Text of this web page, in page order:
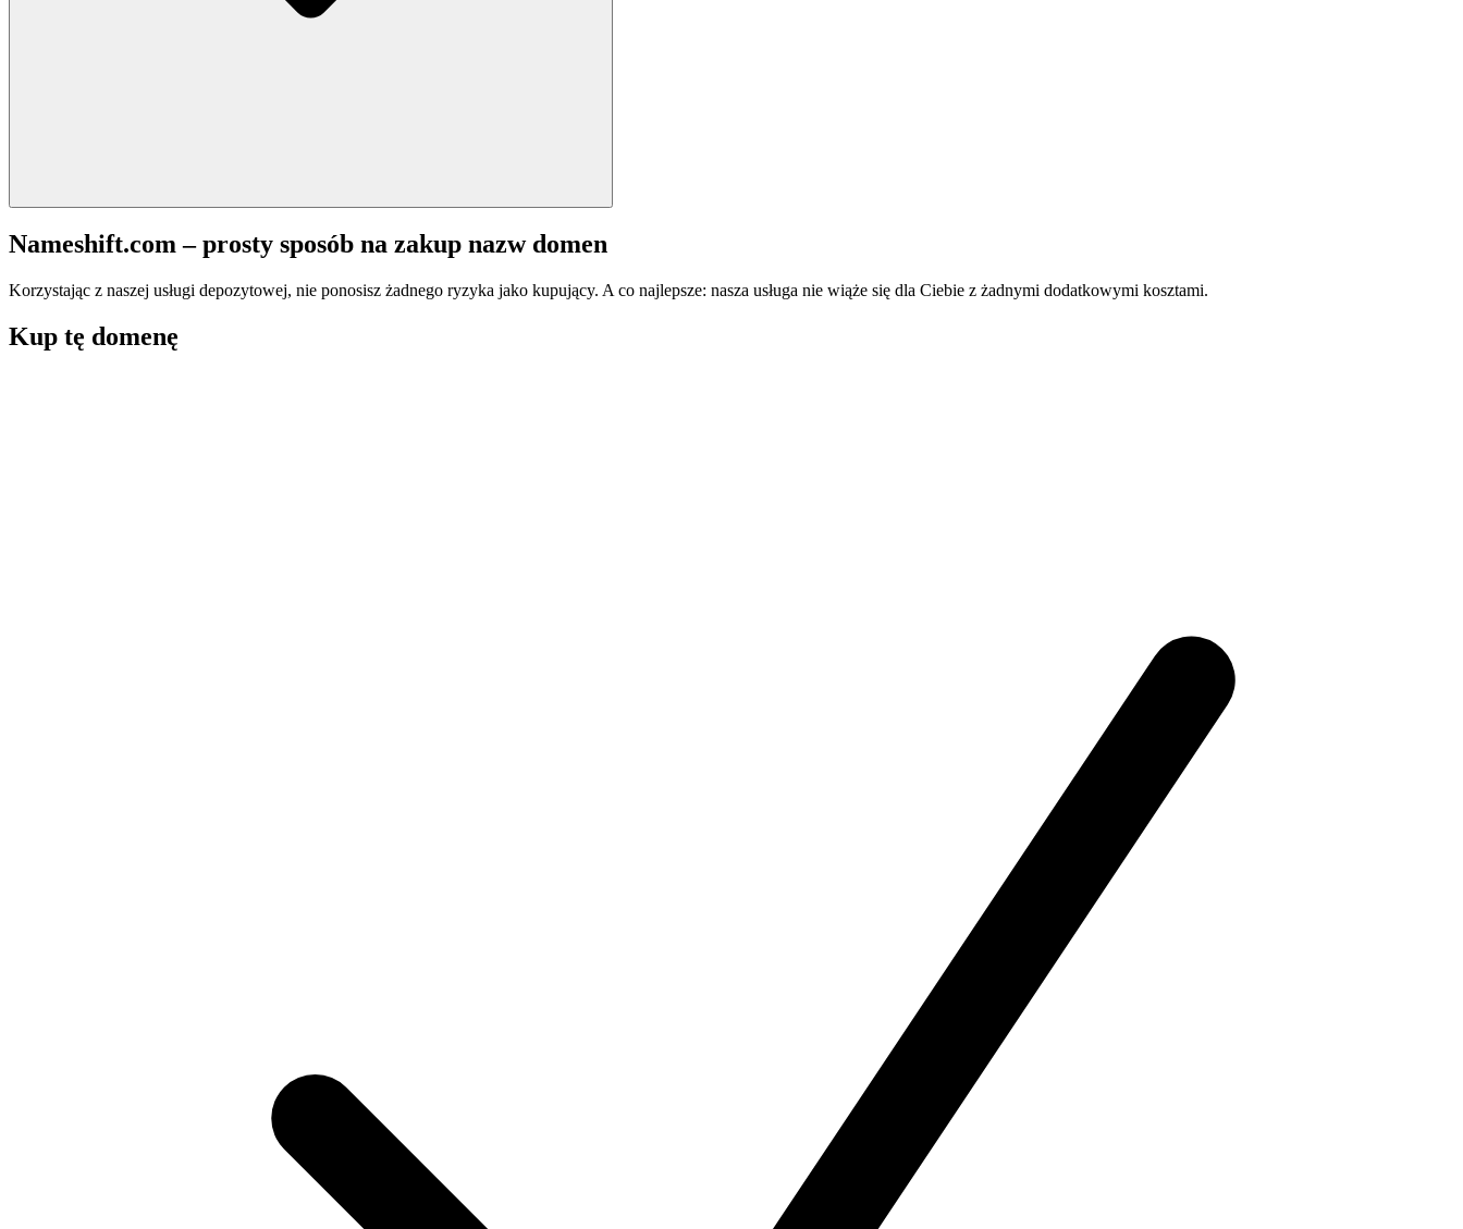
Nameshift.com – prosty sposób na zakup nazw domen
Korzystając z naszej usługi depozytowej, nie ponosisz żadnego ryzyka jako kupujący. A co najlepsze: nasza usługa nie wiąże się dla Ciebie z żadnymi dodatkowymi kosztami.
Kup tę domenę